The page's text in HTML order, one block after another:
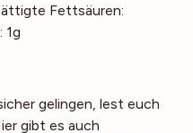
Fettsäuren:
1g
gelingen, lest euch
gibt es auch